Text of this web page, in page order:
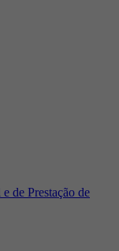
de Prestação de